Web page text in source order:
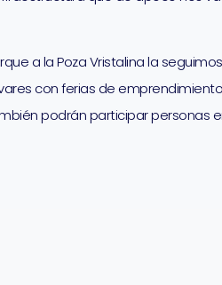
a la Poza Vristalina la
con ferias de
podrán participar personas